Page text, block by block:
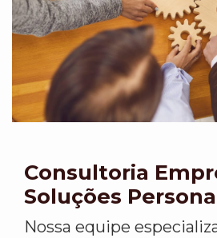
Consultoria
Soluções
Nossa equipe